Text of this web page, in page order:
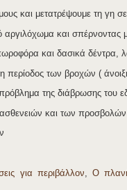
και μετατρέψουμε τη γη
και σπέρνοντας
και δασικά δέντρα,
περίοδος των βροχών (
της διάβρωσης του
και των προσβολών
για περιβάλλον Ο